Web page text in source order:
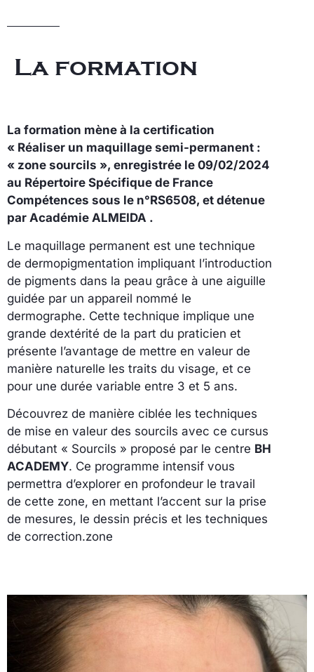
La formation
La formation mène à la certification
« Réaliser un maquillage semi-permanent :
« zone sourcils », enregistrée le 09/02/2024
au Répertoire Spécifique de France
Compétences sous le n°RS6508, et détenue
par Académie ALMEIDA .
Le maquillage permanent est une technique
de dermopigmentation impliquant l’introduction
de pigments dans la peau grâce à une aiguille
guidée par un appareil nommé le
dermographe. Cette technique implique une
grande dextérité de la part du praticien et
présente l’avantage de mettre en valeur de
manière naturelle les traits du visage, et ce
pour une durée variable entre 3 et 5 ans.
Découvrez de manière ciblée les techniques
de mise en valeur des sourcils avec ce cursus
débutant « Sourcils » proposé par le centre BH
ACADEMY. Ce programme intensif vous
permettra d’explorer en profondeur le travail
de cette zone, en mettant l’accent sur la prise
de mesures, le dessin précis et les techniques
de correction.zone